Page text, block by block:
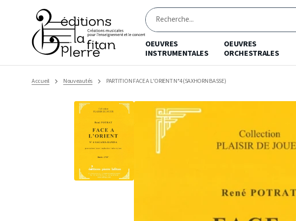
Recherche
OEUVRES
INSTRUMENTALES
OEUVRES
ORCHESTRALES
Accueil Nouveautés PARTITION FACE A L’ORIENT N°4 (SAXHORN BASSE)